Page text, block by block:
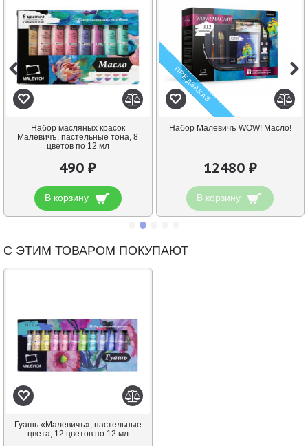
Набор масляных красок
Малевичъ, пастельные тона, 8
цветов по 12 мл
490 ₽
В корзину
ПРЕДЗАКАЗ
Набор Малевичъ WOW! Масло!
12480 ₽
В корзину
С ЭТИМ ТОВАРОМ ПОКУПАЮТ
Гуашь «Малевичъ», пастельные
цвета, 12 цветов по 12 мл